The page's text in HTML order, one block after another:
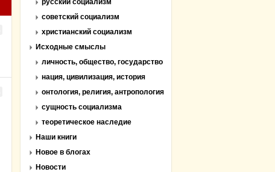
русский социализм
советский социализм
христианский социализм
Исходные смыслы
личность, общество, государство
нация, цивилизация, история
онтология, религия, антропология
сущность социализма
теоретическое наследие
Наши книги
Новое в блогах
Новости